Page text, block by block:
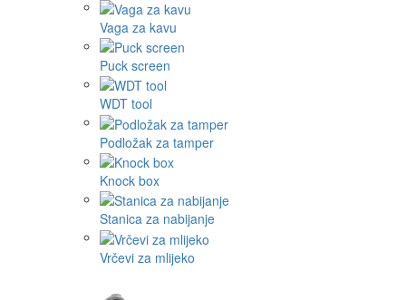
Vaga za kavu
Puck screen
WDT tool
Podložak za tamper
Knock box
Stanica za nabijanje
Vrčevi za mlijeko